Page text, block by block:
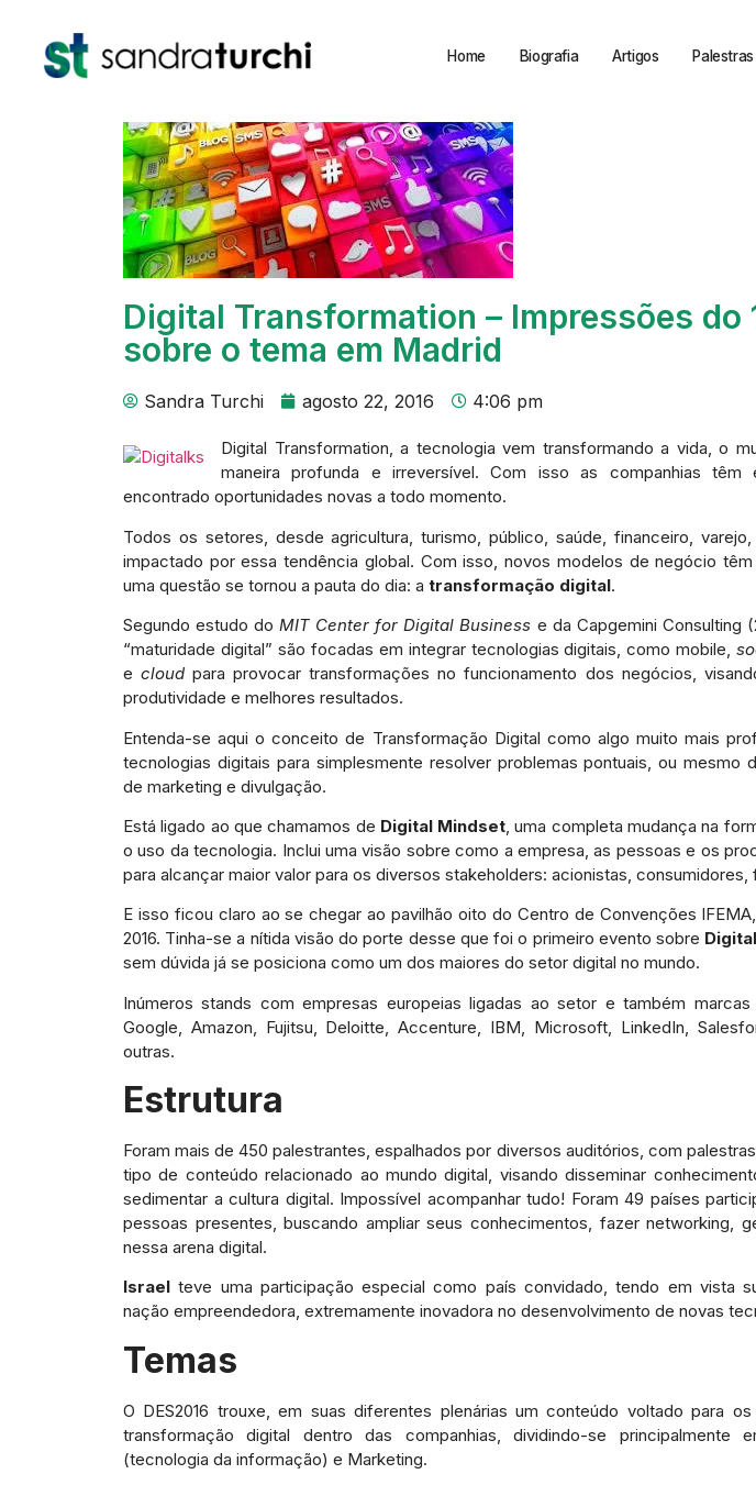
Home Biografia Artigos
Digital Transformation – Impressões do
sobre o tema em Madrid
Sandra Turchi agosto 22, 2016 4:06 pm
Digital Transformation, a tecnologia vem transformando a vida, o
maneira profunda e irreversível. Com isso as companhias têm
encontrado oportunidades novas a todo momento.
Todos os setores, desde agricultura, turismo, público, saúde, financeiro,
impactado por essa tendência global. Com isso, novos modelos de negócio
uma questão se tornou a pauta do dia: a transformação digital.
Segundo estudo do MIT Center for Digital Business e da Capgemini Consulting
“maturidade digital” são focadas em integrar tecnologias digitais, como mobile,
ecloud para provocar transformações no funcionamento dos negócios,
produtividade e melhores resultados.
Entenda-se aqui o conceito de Transformação Digital como algo muito mais
tecnologias digitais para simplesmente resolver problemas pontuais, ou mesmo
de marketing e divulgação.
Está ligado ao que chamamos de Digital Mindset, uma completa mudança na
o uso da tecnologia. Inclui uma visão sobre como a empresa, as pessoas e os
para alcançar maior valor para os diversos stakeholders: acionistas, consumidores,
E isso ficou claro ao se chegar ao pavilhão oito do Centro de Convenções
2016. Tinha-se a nítida visão do porte desse que foi o primeiro evento sobre
sem dúvida já se posiciona como um dos maiores do setor digital no mundo.
Inúmeros stands com empresas europeias ligadas ao setor e também
Google, Amazon, Fujitsu, Deloitte, Accenture, IBM, Microsoft, LinkedIn,
outras.
Estrutura
Foram mais de 450 palestrantes, espalhados por diversos auditórios, com
tipo de conteúdo relacionado ao mundo digital, visando disseminar
sedimentar a cultura digital. Impossível acompanhar tudo! Foram 49 países
pessoas presentes, buscando ampliar seus conhecimentos, fazer networking,
nessa arena digital.
Israel teve uma participação especial como país convidado, tendo em vista
nação empreendedora, extremamente inovadora no desenvolvimento de novas
Temas
O DES2016 trouxe, em suas diferentes plenárias um conteúdo voltado para
transformação digital dentro das companhias, dividindo-se principalmente
(tecnologia da informação) e Marketing.